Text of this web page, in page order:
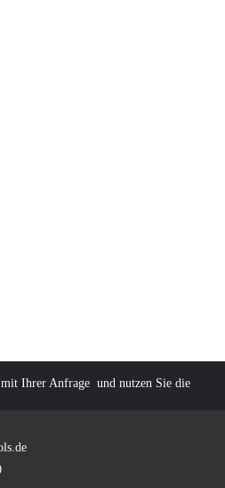
Ihrer Anfrage und nutzen Sie die